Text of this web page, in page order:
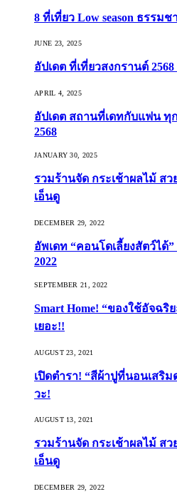
8 ที่เที่ยว Low season ธรร
JUNE 23, 2025
อัปเดต ที่เที่ยวสงกรานต์
APRIL 4, 2025
อัปเดต สถานที่เดทกับแฟน ทุ
2568
JANUARY 30, 2025
รวมร้านจัด กระเช้าผลไม้ สว
เอ็นดู
DECEMBER 29, 2022
อัพเดท “คอนโดเลี้ยงสัตว์ได้
2022
SEPTEMBER 21, 2022
Smart Home! “ของใช้อัจฉ
เยอะ!!
AUGUST 23, 2021
เปิดตำรา! “สีผ้าปูที่นอนเสริม
วะ!
AUGUST 13, 2021
รวมร้านจัด กระเช้าผลไม้ สว
เอ็นดู
DECEMBER 29, 2022